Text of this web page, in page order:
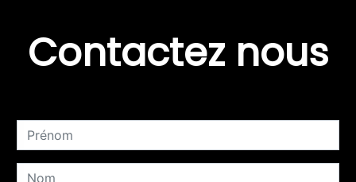
Contactez nous